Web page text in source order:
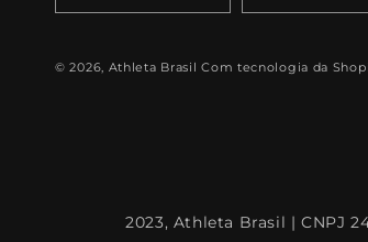
© 2026, Athleta Brasil Com tecnologia da
2023, Athleta Brasil | CNPJ